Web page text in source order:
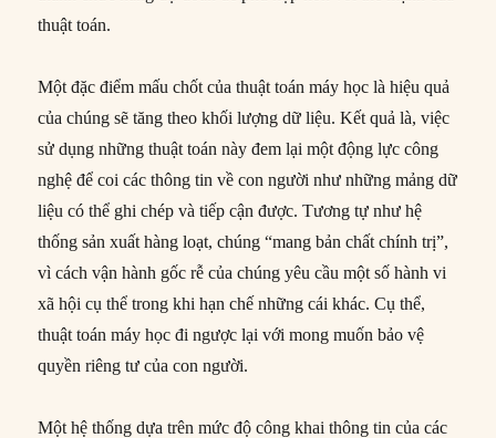
thuật toán.
Một đặc điểm mấu chốt của thuật toán máy học là hiệu quả
của chúng sẽ tăng theo khối lượng dữ liệu. Kết quả là, việc
sử dụng những thuật toán này đem lại một động lực công
nghệ để coi các thông tin về con người như những mảng dữ
liệu có thể ghi chép và tiếp cận được. Tương tự như hệ
thống sản xuất hàng loạt, chúng “mang bản chất chính trị”,
vì cách vận hành gốc rễ của chúng yêu cầu một số hành vi
xã hội cụ thể trong khi hạn chế những cái khác. Cụ thể,
thuật toán máy học đi ngược lại với mong muốn bảo vệ
quyền riêng tư của con người.
Một hệ thống dựa trên mức độ công khai thông tin của các